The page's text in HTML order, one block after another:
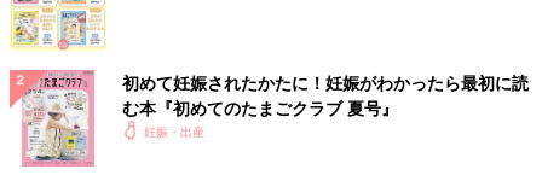
様子を見つつそろえてもOKのもの
＜長肌着＞
目安：1～2枚
初めて妊娠されたかたに！妊娠がわかったら最初に読
む本『初めてのたまごクラブ 夏号』
妊娠・出産